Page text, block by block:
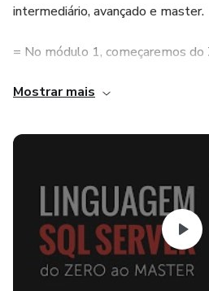
intermediário, avançado e master.
= No módulo 1, começaremos do
usando diversos comandos como
= No módulo 3, você aprenderá a
completo e gerenciar as
tecnologias mais recentes do
= No módulo 4, você dominará
Mostrar mais